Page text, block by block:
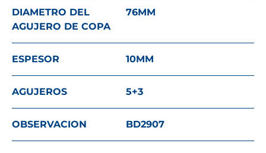
DIAMETRO DEL
AGUJERO DE COPA
76MM
ESPESOR 10MM
AGUJEROS 5+3
OBSERVACION BD2907